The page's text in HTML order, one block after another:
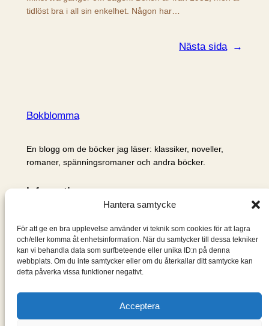
Hantera samtycke
För att ge en bra upplevelse använder vi teknik som cookies för att lagra
och/eller komma åt enhetsinformation. När du samtycker till dessa tekniker
kan vi behandla data som surfbeteende eller unika ID:n på denna
webbplats. Om du inte samtycker eller om du återkallar ditt samtycke kan
detta påverka vissa funktioner negativt.
Acceptera
tidlöst bra i all sin enkelhet. Någon har…
Nästa sida →
Bokblomma
En blogg om de böcker jag läser: klassiker, noveller,
romaner, spänningsromaner och andra böcker.
Information
Om mig & om bloggen
S
ö
k